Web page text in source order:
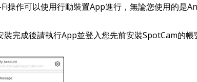
操作可以使用行動裝置App進行，無論您使用的是
裝完成後請執行App並登入您先前安裝SpotCam的